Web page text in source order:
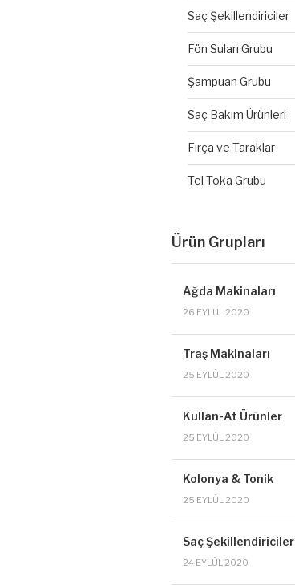
Saç Şekillendiriciler
Fön Suları Grubu
Şampuan Grubu
Saç Bakım Ürünleri
Fırça ve Taraklar
Tel Toka Grubu
Ürün Grupları
Ağda Makinaları
26 EYLÜL 2020
Traş Makinaları
25 EYLÜL 2020
Kullan-At Ürünler
25 EYLÜL 2020
Kolonya & Tonik
25 EYLÜL 2020
Saç Şekillendiriciler
24 EYLÜL 2020